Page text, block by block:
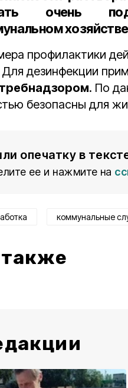
очень
профилактики
дезинфекции
. По
безопасны для
опечатку в
ее и нажмите на
коммунальные